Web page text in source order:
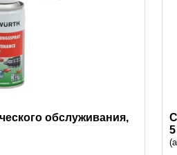
обслуживания,
5 l